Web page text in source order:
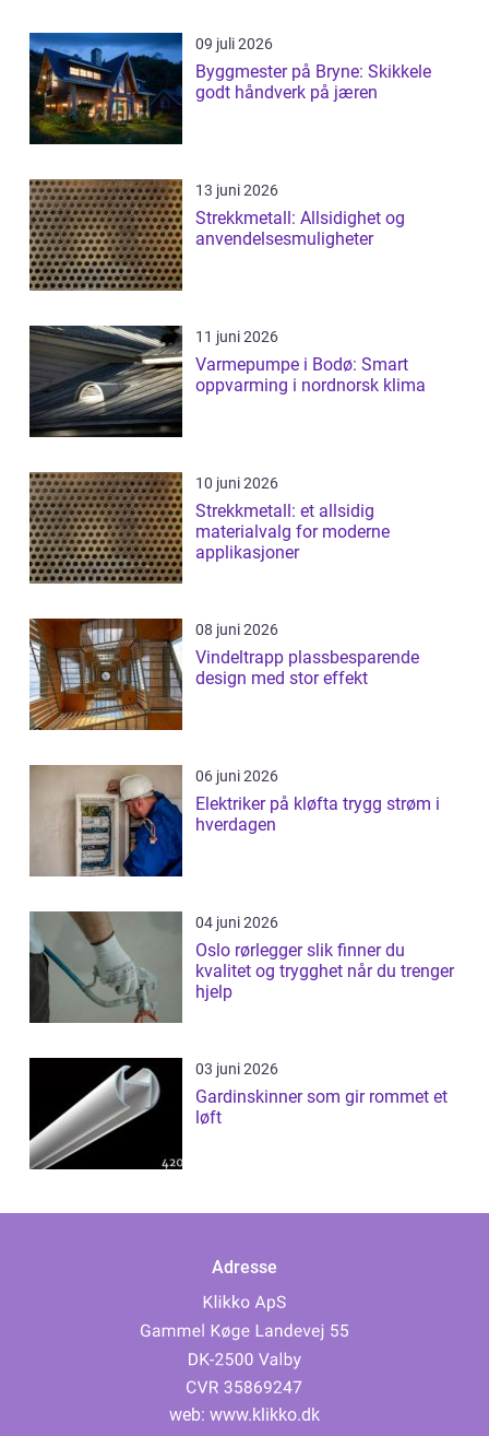
09 juli 2026
Byggmester på Bryne: Skikkele
godt håndverk på jæren
13 juni 2026
Strekkmetall: Allsidighet og
anvendelsesmuligheter
11 juni 2026
Varmepumpe i Bodø: Smart
oppvarming i nordnorsk klima
10 juni 2026
Strekkmetall: et allsidig
materialvalg for moderne
applikasjoner
08 juni 2026
Vindeltrapp plassbesparende
design med stor effekt
06 juni 2026
Elektriker på kløfta trygg strøm i
hverdagen
04 juni 2026
Oslo rørlegger slik finner du
kvalitet og trygghet når du trenger
hjelp
03 juni 2026
Gardinskinner som gir rommet et
løft
Adresse
web: www.klikko.dk